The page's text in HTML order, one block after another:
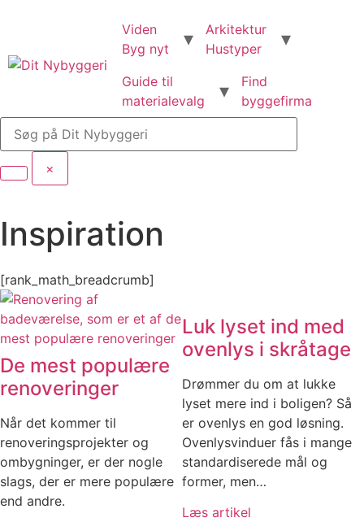
Viden
Byg nyt
Arkitektur
Hustyper
Guide til
materialevalg
Find
byggefirma
×
Inspiration
[rank_math_breadcrumb]
De mest populære
renoveringer
Når det kommer til
renoveringsprojekter og
ombygninger, er der nogle
slags, der er mere populære
end andre.
Luk lyset ind med
ovenlys i skråtage
Drømmer du om at lukke
lyset mere ind i boligen? Så
er ovenlys en god løsning.
Ovenlysvinduer fås i mange
standardiserede mål og
former, men…
Læs artikel